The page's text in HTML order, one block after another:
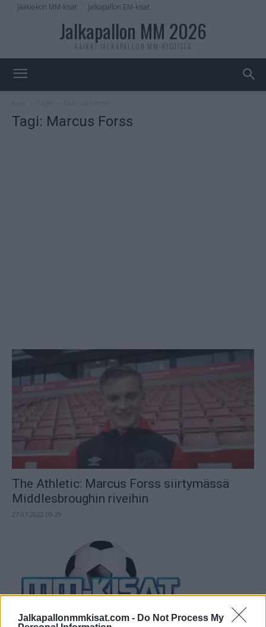
Jalkapallonmmkisat.com - Do Not Process My
Jääkiekon MM-kisat Jalkapallon EM-kisat
Jalkapallon MM 2026
KAIKKI JALKAPALLON MM-KISOISTA
Tagi: Marcus Forss
The Athletic: Marcus Forss siirtymässä
Middlesbroughin riveihin
27.07.2022 09:29